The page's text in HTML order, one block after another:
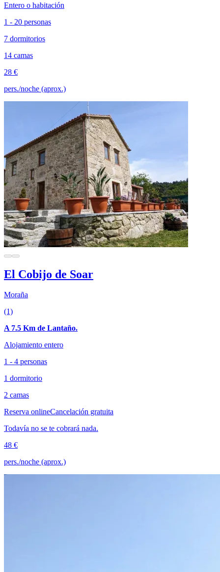
Entero o habitación
1 - 20 personas
7 dormitorios
14 camas
28 €
pers./noche (aprox.)
El Cobijo de Soar
Moraña
(1)
A 7.5 Km de Lantaño.
Alojamiento entero
1 - 4 personas
1 dormitorio
2 camas
Reserva onlineCancelación gratuita
Todavía no se te cobrará nada.
48 €
pers./noche (aprox.)